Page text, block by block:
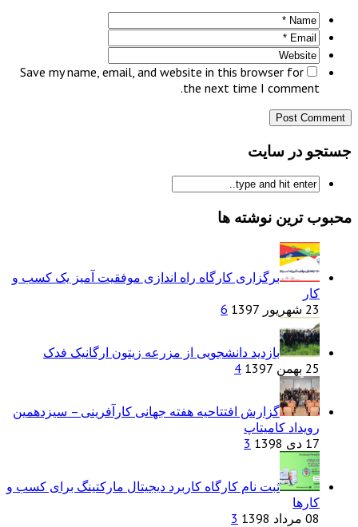
Save my name, email, and website in this browser for
the next time I comment.
جستجو در سایت
محبوب ترین نوشته ها
برگزاری کارگاه راه اندازی موفقیت آمیز یک کسب و
کار
23 شهریور 1397
6
بازدید دانشجویی از مزرعه زیتون ارگانیک فدک
25 بهمن 1397
4
گزارش افتتاحیه هفته جهانی کارآفرینی – سیزدهمین
رویداد کامیتاپ
17 دی 1398
3
ثبت نام کارگاه کاربرد دیجیتال مارکتینگ برای کسب و
کارها
08 مرداد 1398
3